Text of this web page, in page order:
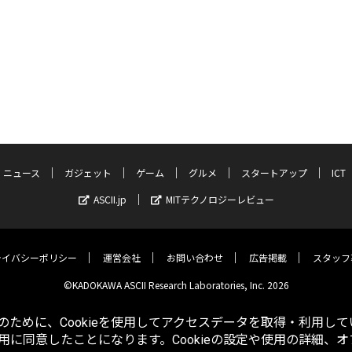
ニュース ガジェット ゲーム グルメ スタートアップ
ICT
ASCII.jp
MITテクノロジーレビュー
バシーポリシー 運営会社 お問い合わせ 広告掲載 スタッ
©KADOKAWA ASCII Research Laboratories, Inc. 2026
めに、Cookieを使用してアクセスデータを取得・利用して
に同意したことになります。Cookieの設定や使用の詳細、